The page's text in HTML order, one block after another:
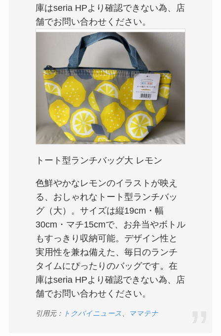
庫はseria HPより確認できない為、店
舗でお問い合わせください。
トート型ランチバッグ大 レモン
色鮮やかなレモンのイラストが映え
る、おしゃれなトート型ランチバッ
グ（大）。サイズは縦19cm・幅
30cm・マチ15cmで、お弁当やボトル
もすっきり収納可能。デザイン性と
実用性を兼ね備えた、毎日のランチ
タイムにぴったりのバッグです。在
庫はseria HPより確認できない為、店
舗でお問い合わせください。
引用元： トクバイニュース ママテナ